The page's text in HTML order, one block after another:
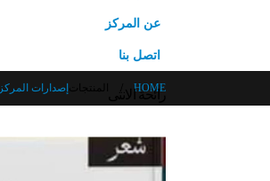
عن المركز
اتصل بنا
HOME إصدارات المركز رائحة الانثى